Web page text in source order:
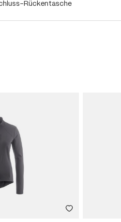
Rückentasche